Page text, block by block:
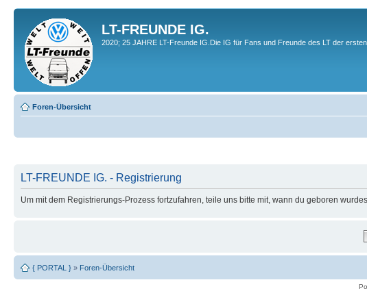
LT-FREUNDE IG.
2020; 25 JAHRE LT-Freunde IG.Die IG für Fans und Freunde des LT der
Foren-Übersicht
LT-FREUNDE IG. - Registrierung
Um mit dem Registrierungs-Prozess fortzufahren, teile uns bitte mit, wann du geboren
{ PORTAL } » Foren-Übersicht